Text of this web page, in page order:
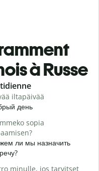
à Russe
iltapäivää
день
sopia
ли мы назначить
minulle, jos tarvitset